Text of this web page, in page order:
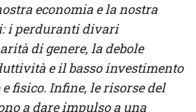
economia e la nostra
i perduranti divari
di genere, la debole
e il basso investimento
fisico. Infine, le risorse del
a dare impulso a una